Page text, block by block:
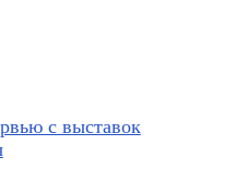
с выставок